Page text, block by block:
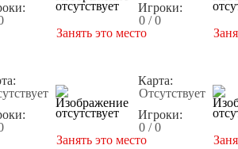
Игроки:
0 / 0
Занять это место
Карта:
Отсутствует
Игроки:
0 / 0
Занять это место